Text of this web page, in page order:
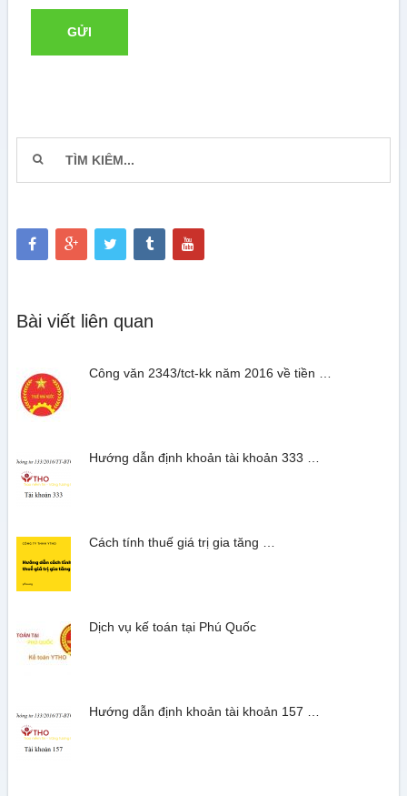
Bài viết liên quan
Công văn 2343/tct-kk năm 2016 về tiền …
Hướng dẫn định khoản tài khoản 333 …
Cách tính thuế giá trị gia tăng …
Dịch vụ kế toán tại Phú Quốc
Hướng dẫn định khoản tài khoản 157 …